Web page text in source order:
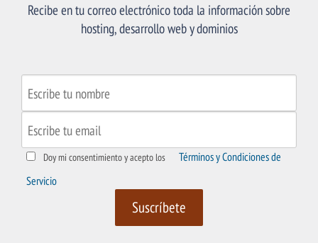
Recibe en tu correo electrónico toda la información sobre
hosting, desarrollo web y dominios
Doy mi consentimiento y acepto los
Términos y Condiciones de
Servicio